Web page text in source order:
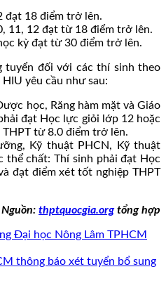
đạt 18 điểm trở lên.
11, 12 đạt từ 18 điểm trở lên.
kỳ đạt từ 30 điểm trở lên.
tuyển đối với các thí sinh theo
yêu cầu như sau:
học, Răng hàm mặt và Giáo
đạt Học lực giỏi lớp 12 hoặc
từ 8.0 điểm trở lên.
Kỹ thuật PHCN, Kỹ thuật
thể chất: Thí sinh phải đạt Học
đạt điểm xét tốt nghiệp THPT
Nguồn: thptquocgia.orgtổng hợp
Đại học Nông Lâm TPHCM
thông báo xét tuyển bổ sung